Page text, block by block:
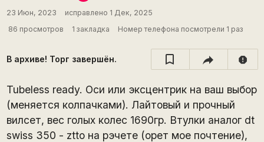
23 Июн, 2023
исправлено 1 Дек, 2025
86 просмотров
1 закладка Номер телефона посмотрели 1 раз
В архиве! Торг завершён. report
Tubeless ready. Оси или эксцентрик на ваш выбор
(меняется колпачками). Лайтовый и прочный
вилсет, вес голых колес 1690гр. Втулки аналог dt
swiss 350 - ztto на рэчете (орет мое почтение),